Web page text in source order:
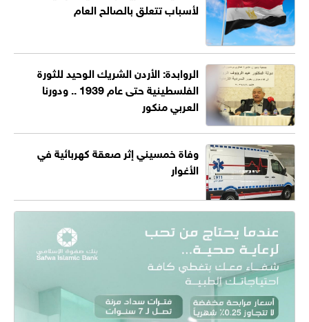
لأسباب تتعلق بالصالح العام
الروابدة: الأردن الشريك الوحيد للثورة
الفلسطينية حتى عام 1939 .. ودورنا
العربي منكور
وفاة خمسيني إثر صعقة كهربائية في
الأغوار